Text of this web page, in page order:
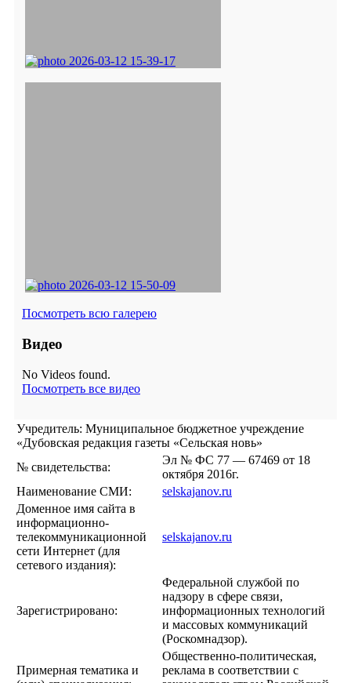
Посмотреть всю галерею
Видео
No Videos found.
Посмотреть все видео
Учредитель: Муниципальное бюджетное учреждение
«Дубовская редакция газеты «Сельская новь»
№ свидетельства:
Эл № ФС 77 — 67469 от 18
октября 2016г.
Наименование СМИ:
selskajanov.ru
Доменное имя сайта в
информационно-
телекоммуникационной
сети Интернет (для
сетевого издания):
selskajanov.ru
Зарегистрировано:
Федеральной службой по
надзору в сфере связи,
информационных технологий
и массовых коммуникаций
(Роскомнадзор).
Примерная тематика и
Общественно-политическая,
реклама в соответствии с